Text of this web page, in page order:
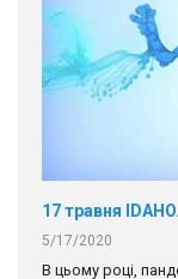
5/17/2020
В цьому році,